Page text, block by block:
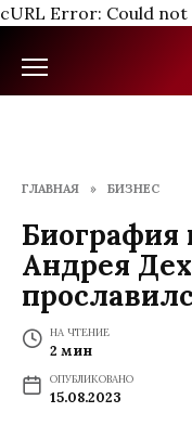
cURL Error: Could
содержанию
ГЛАВНАЯ » БИЗНЕС
Биография
Андрея
НА ЧТЕНИЕ
2 мин
ОПУБЛИКОВАНО
15.08.2023